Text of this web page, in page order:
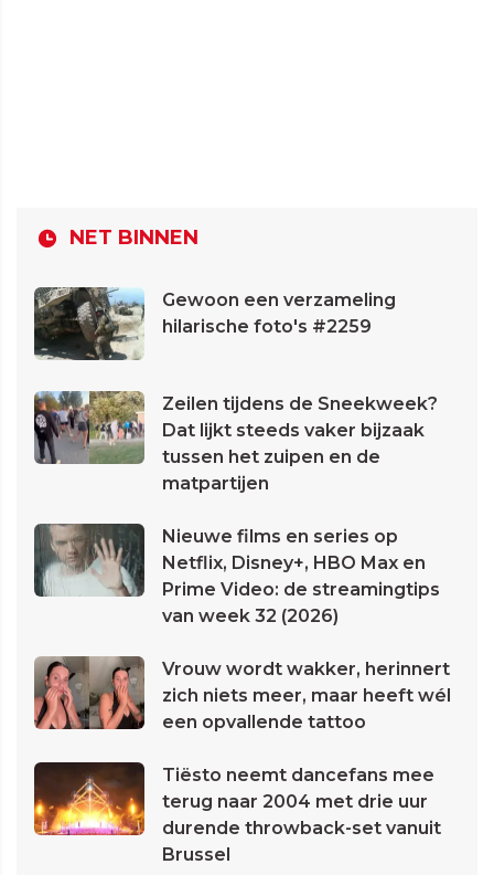
NET BINNEN
Gewoon een verzameling
hilarische foto's #2259
Zeilen tijdens de Sneekweek?
Dat lijkt steeds vaker bijzaak
tussen het zuipen en de
matpartijen
Nieuwe films en series op
Netflix, Disney+, HBO Max en
Prime Video: de streamingtips
van week 32 (2026)
Vrouw wordt wakker, herinnert
zich niets meer, maar heeft wél
een opvallende tattoo
Tiësto neemt dancefans mee
terug naar 2004 met drie uur
durende throwback-set vanuit
Brussel